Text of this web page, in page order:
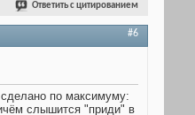
Ответить с цитированием
#6
по максимуму:
слышится "приди" в